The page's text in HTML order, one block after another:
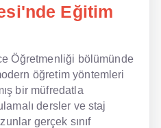
Eğitim
Öğretmenliği bölümünde
öğretim yöntemleri
bir müfredatla
dersler ve staj
gerçek sınıf